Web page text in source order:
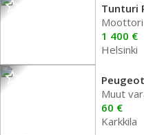
Tunturi
Moottori
1 400 €
Helsinki
Muut
60 €
Karkkila